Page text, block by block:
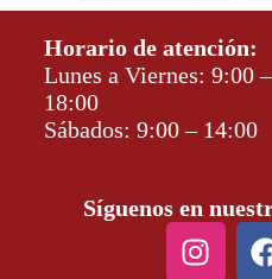
Horario de atención:
Lunes a Viernes: 9:00 –
18:00
Sábados: 9:00 – 14:00
Síguenos en